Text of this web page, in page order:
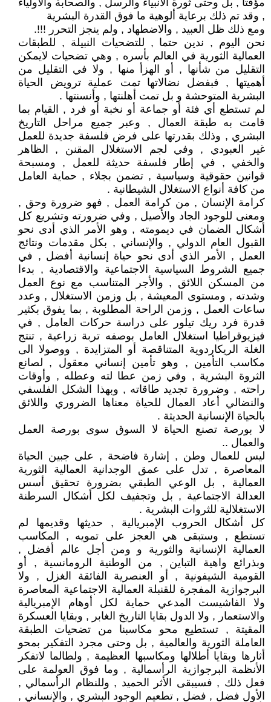
مؤقتا , بل وحتى ثورة الأنبياء والرسل , والصحابة والأولياء
, وقد تم ذلك برعاية ألوهية ما فوق القدرة البشرية
ومع ذلك ظل العبيد , والاضطهاد , ولم ينجز التحرر !!!.
نحن اليوم , ندين حتما , للتضحيات النبيلة , للطبقات
العمالية الثورية في العالم بأسره , وهي تضحيات لايمكن
التقليل من شأنها , أو الهزأ منها , ولا في التقليل من
أهميتها , فبفضل نضالاتها تمت عملية ترويض الحياة
البشرية المتوحشة و بل تمت أهلنتها , وأنسنتها .
لم تستطع أي فئة أو جماعة أو نخبة أو فرد , القيام بما
قامت به طبقة العمال , وعبر جميع مراحل التاريخ
البشري , وذلك بقدرتها على فرض فلسفة جديدة للعمل
غير العبودي , وفي لجم الاستغلال المقنن , الظاهر
والخفي , في إطار فلسفة حديثة للعمل , ومسبحة
قوانين حقوقية وسياسية , تضمن بجلاء , حماية العامل
من كافة أنواع الاستغلال الشيطانية .
كرامة الإنسان , من كرامة العمل , فهو ضرورة وحق ,
ومعنى للوجود الجاد والأصيل , وفي ضرورته وتشريع كل
أشكال الضمان في ديمومته , وهو الأمر الذي أدى نحو
القبول العام الدولي , والإنساني , بكل مقدمات ونتائج
العمل , الأمر الذي أدى نحو حياة إنسانية أفضل , في
جميع الشروط السياسية الاجتماعية والاقتصادية , بدءا
من المسكن اللائق , والأجر المتناسب مع نوع العمل
وشدته , ومستوى المعيشة , بل وزمن الاستغلال , وعدد
ساعات العمل , وزمن الراحة المطلوبة , بما يفوق بكثير
قدرة فرد ريك تيلور على دراسة حركات العامل , في
فيزيوقراطيا استغلال العامل بوصفه تربة زراعية , تنتج
الغلة الريكاردوية المتناقصة أو المتزايدة , ووصولا الى
مكاسب التأمين , وهو تأمين إنساني معقول , لصانع
الثروة البشرية , وفي زمن عطا لته وعطله , وأوقات
راحته , وضرورة تجديد طاقاته , وبهذا الشكل الفلسفي
والنضالي أعاد العمال للحياة معناها الضروري واللائق
بالحياة الإنسانية الحديثة .
لا بورصة تصنع الحياة لا السوق سوى بورصة العمل
والعمال ..
ليس للعمال وطن , إشارة فاضحة , على جبين الحياة
المعاصرة , تدل على عمق الوجدانية العمالية الثورية
العمالية , بل الوعي الطبقي بضرورة تحقيق أسس
العدالة الاجتماعية , بل وتجفيف لكل أشكال السرطنة
الاستغلالية للثروات البشرية .
كل أشكال الحروب الإمبريالية , حديثها وقديمها لم
تستطع , وستبقى هي العجز على تمويه , المكاسب
العمالية الإنسانية والثورية و ومن أجل عالم أفضل ,
وبذرائع واهية التباين , من الوطنية الرومانسية , أو
القومية الشيفونية , أو العنصرية الفائقة الغزل , ولا
البرجوازية المفجرة للقنبلة العمالية الاجتماعية المعاصرة
ولا الفاشيست المدعي حماية لكل أوهام الإمبريالية
والاستعمار , ولا الدول بقايا التاريخ الغابر , وبقايا العسكرة
المقيتة , تستطيع محو مكاسبنا من تضحيات الطبقة
العاملة الثورية والعالمية , بل وحتى مجرد التفكير بمحو
أثارها وبقايا أطلالها ومكاسبها العظيمة , ولطالما لاتفكر
الأنظمة البرجوازية الرأسمالية , وما فوق العولمة على
فعل ذلك , فسيبقى الأثر الحميد , وللنظام الرأسمالي ,
الأول فضل , فضل , تطعيم الوجود البشري , والإنساني ,